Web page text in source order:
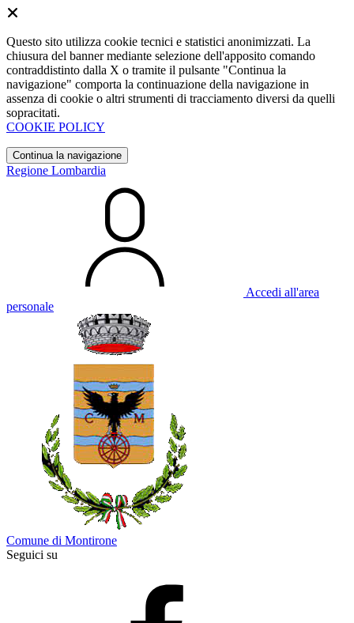
Questo sito utilizza cookie tecnici e statistici anonimizzati. La
chiusura del banner mediante selezione dell'apposito comando
contraddistinto dalla X o tramite il pulsante "Continua la
navigazione" comporta la continuazione della navigazione in
assenza di cookie o altri strumenti di tracciamento diversi da quelli
sopracitati.
COOKIE POLICY
Continua la navigazione
Regione Lombardia
Accedi all'area
personale
Comune di Montirone
Seguici su